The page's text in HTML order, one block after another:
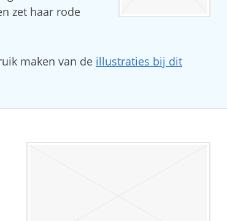
zet haar rode
maken van de illustraties bij dit